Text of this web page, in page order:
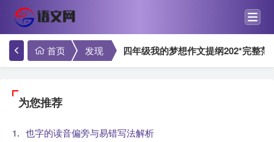
首页 发现 四年级我的梦想作文提纲202*完整范
为您推荐
也字的读音偏旁与易错写法解析